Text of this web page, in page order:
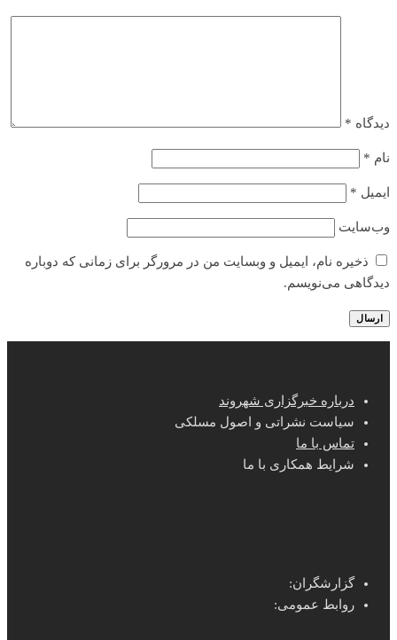
دیدگاه *
نام *
ایمیل *
وب‌سایت
ذخیره نام، ایمیل و وبسایت من در مرورگر برای زمانی که دوباره
دیدگاهی می‌نویسم.
درباره خبرگزاری شهروند
سیاست نشراتی و اصول مسلکی
تماس با ما
شرایط همکاری با ما
گزارشگران:
روابط عمومی: